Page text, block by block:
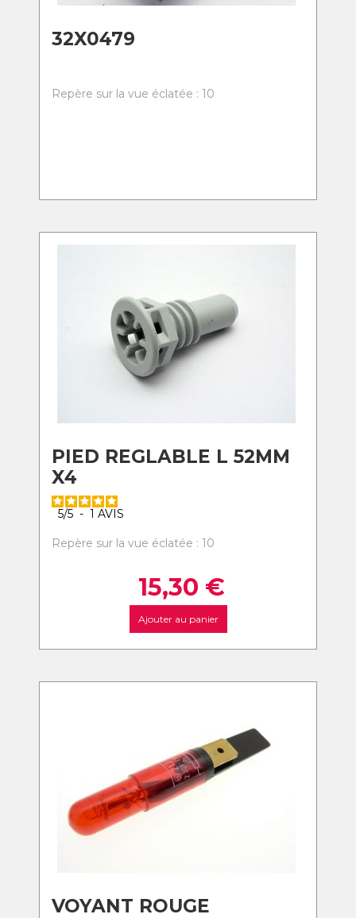
32X0479
Repère sur la vue éclatée : 10
PIED REGLABLE L 52MM
X4
5/5 - 1 AVIS
Repère sur la vue éclatée : 10
15,30 €
Ajouter au panier
VOYANT ROUGE